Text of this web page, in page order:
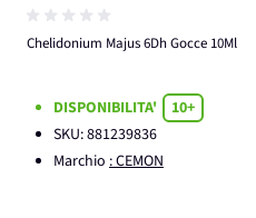
Chelidonium Majus 6Dh Gocce 10Ml
DISPONIBILITA'
10+
SKU:881239836
Marchio : CEMON